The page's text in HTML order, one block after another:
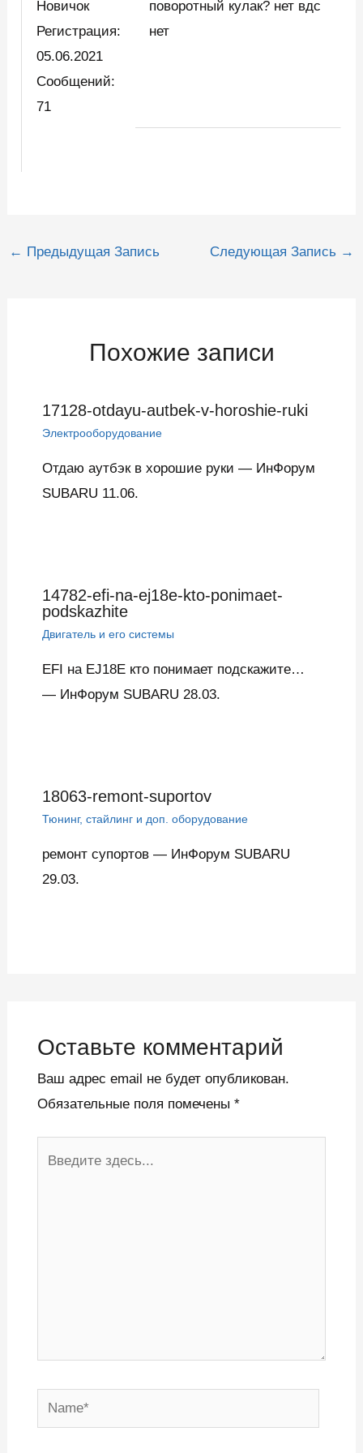
Новичок
Регистрация:
05.06.2021
Сообщений:
71
поворотный кулак? нет вдс
нет
Навигация
← Предыдущая Запись Следующая Запись →
Похожие записи
17128-otdayu-autbek-v-horoshie-ruki
Электрооборудование
Отдаю аутбэк в хорошие руки — ИнФорум
SUBARU 11.06.
14782-efi-na-ej18e-kto-ponimaet-
podskazhite
Двигатель и его системы
EFI на EJ18E кто понимает подскажите…
— ИнФорум SUBARU 28.03.
18063-remont-suportov
Тюнинг, стайлинг и доп. оборудование
ремонт супортов — ИнФорум SUBARU
29.03.
Оставьте комментарий
Ваш адрес email не будет опубликован.
Обязательные поля помечены *
Name*